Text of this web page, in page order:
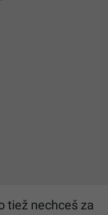
tiež nechceš za